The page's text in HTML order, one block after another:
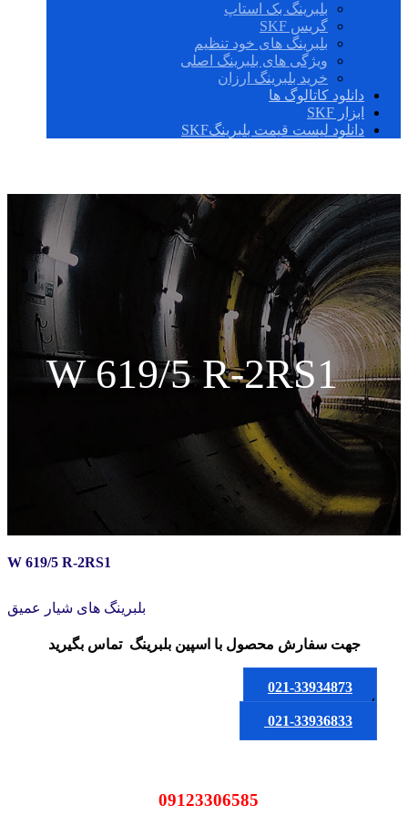
بلبرینگ بک استاپ
گریس SKF
بلبرینگ های خود تنظیم
ویژگی های بلبرینگ اصلی
خرید بلبرینگ ارزان
دانلود کاتالوگ ها
ابزار SKF
دانلود لیست قیمت بلبرینگSKF
W 619/5 R-2RS1
W 619/5 R-2RS1
بلبرینگ های شیار عمیق
جهت سفارش محصولبا اسپین بلبرینگ تماس بگیرید
021-33934873
یا
021-33936833